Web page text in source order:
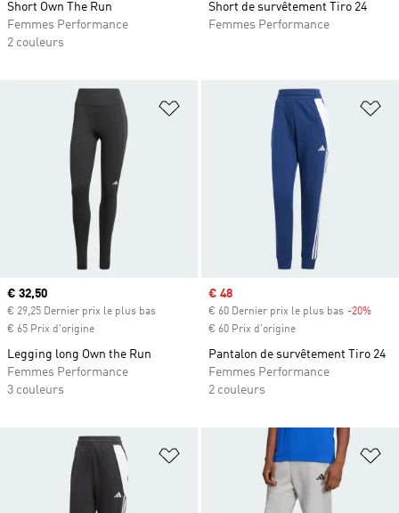
Short Own The Run
Femmes Performance
2 couleurs
Short de survêtement Tiro 24
Femmes Performance
Ajouter à la Liste de produits
Prix actuel
€ 32,50
€ 29,25 Dernier prix le plus bas
€ 65 Prix d'origine
Legging long Own the Run
Femmes Performance
3 couleurs
Prix soldé
€ 48
€ 60 Dernier prix le plus bas -20%
€ 60 Prix d'origine
Pantalon de survêtement Tiro 24
Femmes Performance
2 couleurs
Ajouter à la Liste de produits